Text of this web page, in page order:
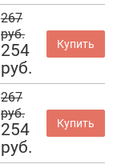
267
руб.
254
руб.
Купить
267
руб.
254
руб.
Купить